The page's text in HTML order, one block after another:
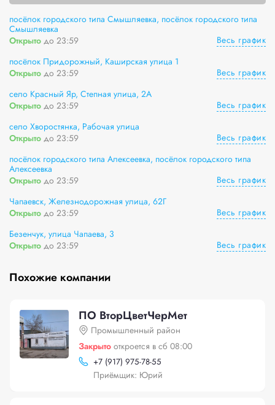
посёлок городского типа Смышляевка, посёлок городского типа
Смышляевка
Открыто до 23:59
Весь график
посёлок Придорожный, Каширская улица 1
Открыто до 23:59
Весь график
село Красный Яр, Степная улица, 2А
Открыто до 23:59
Весь график
село Хворостянка, Рабочая улица
Открыто до 23:59
Весь график
посёлок городского типа Алексеевка, посёлок городского типа
Алексеевка
Открыто до 23:59
Весь график
Чапаевск, Железнодорожная улица, 62Г
Открыто до 23:59
Весь график
Безенчук, улица Чапаева, 3
Открыто до 23:59 Весь график
Похожие компании
ПО ВторЦветЧерМет
Промышленный район
Закрыто откроется в сб 08:00
+7 (917) 975-78-55
Приёмщик: Юрий